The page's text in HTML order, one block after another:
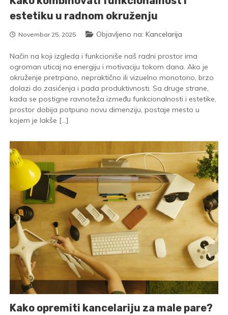
estetiku u radnom okruženju
Novembar 25, 2025 Objavljeno na: Kancelarija
Način na koji izgleda i funkcioniše naš radni prostor ima
ogroman uticaj na energiju i motivaciju tokom dana. Ako je
okruženje pretrpano, nepraktično ili vizuelno monotono, brzo
dolazi do zasićenja i pada produktivnosti. Sa druge strane,
kada se postigne ravnoteža između funkcionalnosti i estetike,
prostor dobija potpuno novu dimenziju, postaje mesto u
kojem je lakše […]
Kako opremiti kancelariju za male pare?